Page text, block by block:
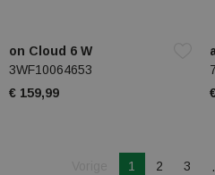
on Cloud 6 W
3WF10064653
€ 159,99
Je bent op
1 2 3